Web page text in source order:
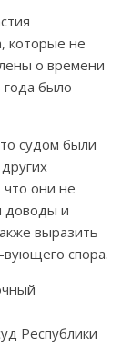
которые не
о времени
года было
судом были
что они не
доводы и
выразить
вующего спора.
Республики